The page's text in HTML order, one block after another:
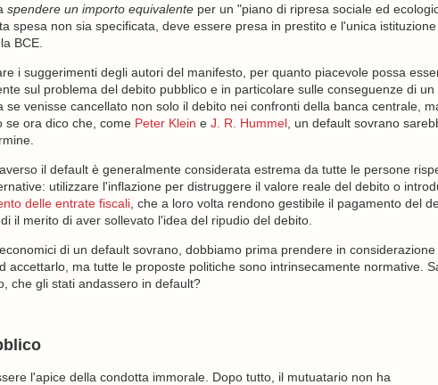
spendere un importo equivalenteper un "piano di ripresa sociale ed
spesa non sia specificata, deve essere presa in prestito e l'unica istituzione
BCE.
i suggerimenti degli autori del manifesto, per quanto piacevole possa
sul problema del debito pubblico e in particolare sulle conseguenze di un
venisse cancellato non solo il debito nei confronti della banca centrale,
se ora dico che, come Peter Klein e J. R. Hummel, un default sovrano
il default è generalmente considerata estrema da tutte le persone
utilizzare l'inflazione per distruggere il valore reale del debito o
delle entrate fiscali, che a loro volta rendono gestibile il pagamento del
il merito di aver sollevato l'idea del ripudio del debito.
di un default sovrano, dobbiamo prima prendere in considerazione
accettarlo, ma tutte le proposte politiche sono intrinsecamente normative.
che gli stati andassero in default?
l'apice della condotta immorale. Dopo tutto, il mutuatario non ha